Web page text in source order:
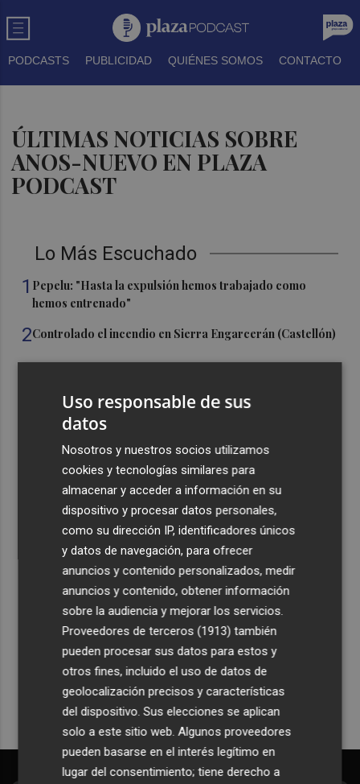
PODCASTS PUBLICIDAD QUIÉNES SOMOS CONTACTO
ÚLTIMAS NOTICIAS SOBRE
ANOS-NUEVO EN PLAZA
PODCAST
Lo Más Escuchado
1 Pepelu: "Hasta la expulsión hemos trabajado como
hemos entrenado"
2Controlado el incendio en Sierra Engarcerán (Castellón)
seguridad alarma a gobiernos y empresas
El eclipse solar dispara el turismo y las búsquedas de
alojamiento crecen hasta un 500%
El cubano Papillo triunfa en el certamen del Trovo
Pascual García-Mateos de La Unión
Recibe toda la actualidad de
Plaza Podcast en tu correo
Quiero suscribirme
Uso responsable de sus
datos
Nosotros y nuestros socios utilizamos
cookies y tecnologías similares para
almacenar y acceder a información en su
dispositivo y procesar datos personales,
como su dirección IP, identificadores únicos
y datos de navegación, para ofrecer
anuncios y contenido personalizados, medir
anuncios y contenido, obtener información
sobre la audiencia y mejorar los servicios.
Proveedores de terceros (1913) también
pueden procesar sus datos para estos y
otros fines, incluido el uso de datos de
geolocalización precisos y características
del dispositivo. Sus elecciones se aplican
solo a este sitio web. Algunos proveedores
pueden basarse en el interés legítimo en
lugar del consentimiento; tiene derecho a